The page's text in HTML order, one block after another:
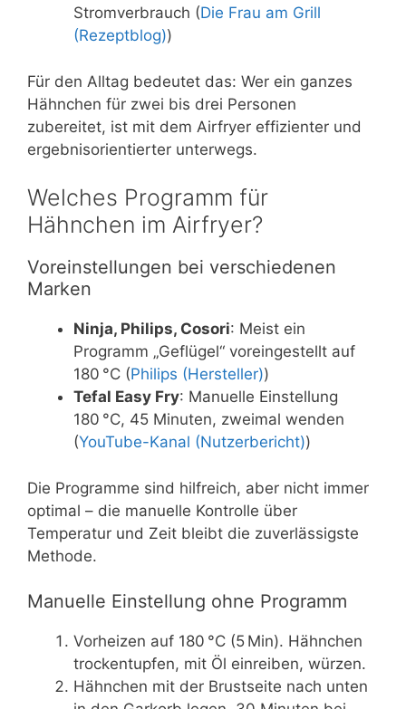
Stromverbrauch (Die Frau am Grill
(Rezeptblog))
Für den Alltag bedeutet das: Wer ein ganzes
Hähnchen für zwei bis drei Personen
zubereitet, ist mit dem Airfryer effizienter und
ergebnisorientierter unterwegs.
Welches Programm für
Hähnchen im Airfryer?
Voreinstellungen bei verschiedenen
Marken
Ninja, Philips, Cosori: Meist ein
Programm „Geflügel“ voreingestellt auf
180 °C (Philips (Hersteller))
Tefal Easy Fry: Manuelle Einstellung
180 °C, 45 Minuten, zweimal wenden
(YouTube-Kanal (Nutzerbericht))
Die Programme sind hilfreich, aber nicht immer
optimal – die manuelle Kontrolle über
Temperatur und Zeit bleibt die zuverlässigste
Methode.
Manuelle Einstellung ohne Programm
Vorheizen auf 180 °C (5 Min). Hähnchen
trockentupfen, mit Öl einreiben, würzen.
Hähnchen mit der Brustseite nach unten